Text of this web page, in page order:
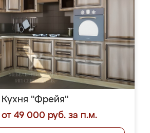
Кухня "Фрейя"
49 000 руб. за п.м.